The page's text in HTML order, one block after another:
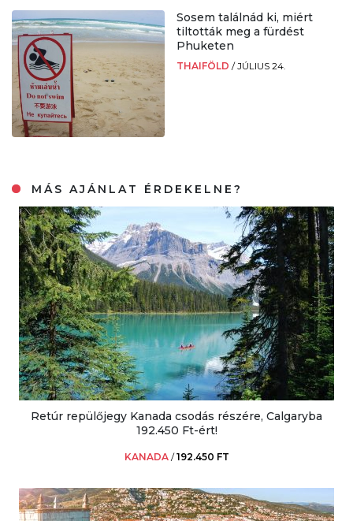
Sosem találnád ki, miért
tiltották meg a fürdést
Phuketen
THAIFÖLD /JÚLIUS 24.
MÁS AJÁNLAT ÉRDEKELNE?
Retúr repülőjegy Kanada csodás részére, Calgaryba
192.450 Ft-ért!
KANADA /192.450 FT